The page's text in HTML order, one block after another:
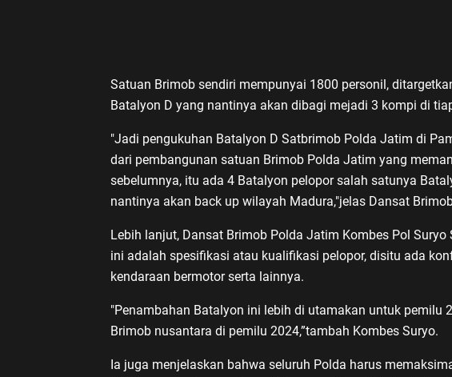
Satuan Brimob sendiri mempunyai 1800 personil,
Batalyon D yang nantinya akan dibagi mejadi 3 kompi di
"Jadi pengukuhan Batalyon D Satbrimob Polda Jatim di
dari pembangunan satuan Brimob Polda Jatim yang
sebelumnya, itu ada 4 Batalyon pelopor salah satunya
nantinya akan back up wilayah Madura,"jelas Dansat
Lebih lanjut, Dansat Brimob Polda Jatim Kombes Pol
ini adalah spesifikasi atau kualifikasi pelopor, disitu ada
kendaraan bermotor serta lainnya.
"Penambahan Batalyon ini lebih di utamakan untuk pemilu
Brimob nusantara di pemilu 2024,”tambah Kombes Suryo.
Ia juga menjelaskan bahwa seluruh Polda harus